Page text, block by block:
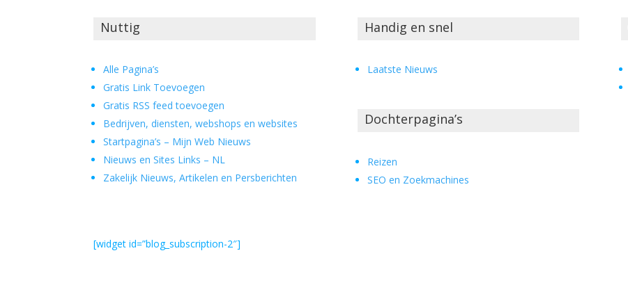
Nuttig
Alle Pagina’s
Gratis Link Toevoegen
Gratis RSS feed toevoegen
Bedrijven, diensten, webshops en websites
Startpagina’s – Mijn Web Nieuws
Nieuws en Sites Links – NL
Zakelijk Nieuws, Artikelen en Persberichten
Handig en snel
Laatste Nieuws
Dochterpagina’s
Reizen
SEO en Zoekmachines
[widget id=”blog_subscription-2″]